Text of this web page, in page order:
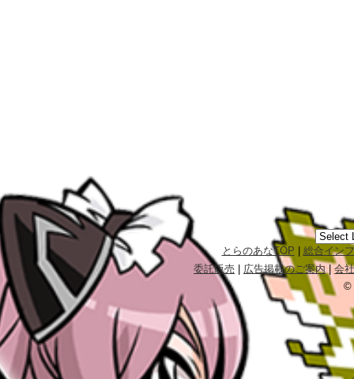
とらのあなTOP
総合イン
委託販売
広告掲載のご案内|会
©